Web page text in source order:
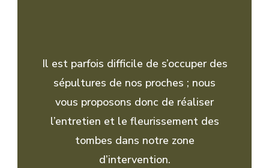
Il est parfois difficile de s’occuper des
sépultures de nos proches ; nous
vous proposons donc de réaliser
l’entretien et le fleurissement des
tombes dans notre zone
d’intervention.